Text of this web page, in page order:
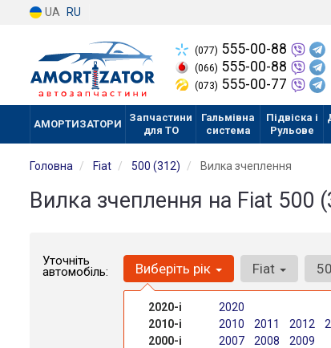
UA RU
(077) 555-00-88
(066) 555-00-88
(073) 555-00-77
АМОРТИЗАТОРИ
Запчастини
для ТО
Гальмівна
система
Підвіска і
Рульове
Головна Fiat 500 (312) Вилка зчеплення
Вилка зчеплення на Fiat 500
Уточніть
автомобіль: Виберіть рік
2020-і
2020
2010-і
2010 2011 2012
2000-і
2007 2008 2009
Fiat